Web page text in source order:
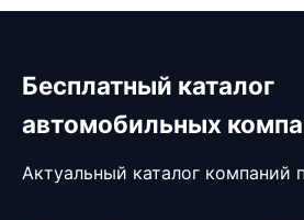
Бесплатный каталог
автомобильных
Актуальный каталог компаний